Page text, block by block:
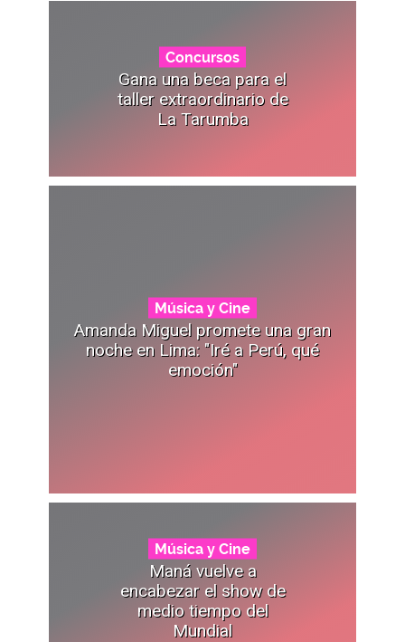
Concursos
Gana una beca para el
taller extraordinario de
La Tarumba
Música y Cine
Amanda Miguel promete una gran
noche en Lima: "Iré a Perú, qué
emoción"
Música y Cine
Maná vuelve a
encabezar el show de
medio tiempo del
Mundial